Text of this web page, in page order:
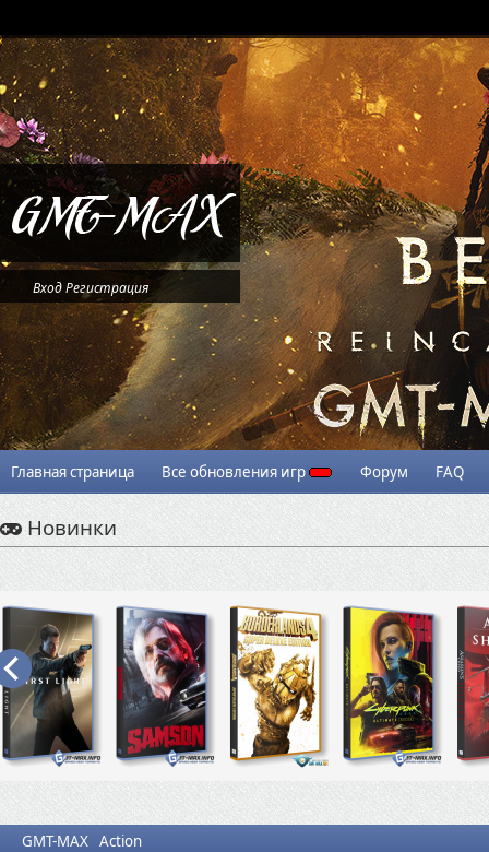
ВходРегистрация
Главная страница Все обновления игр Форум FAQ
Новинки
GMT-MAX Action